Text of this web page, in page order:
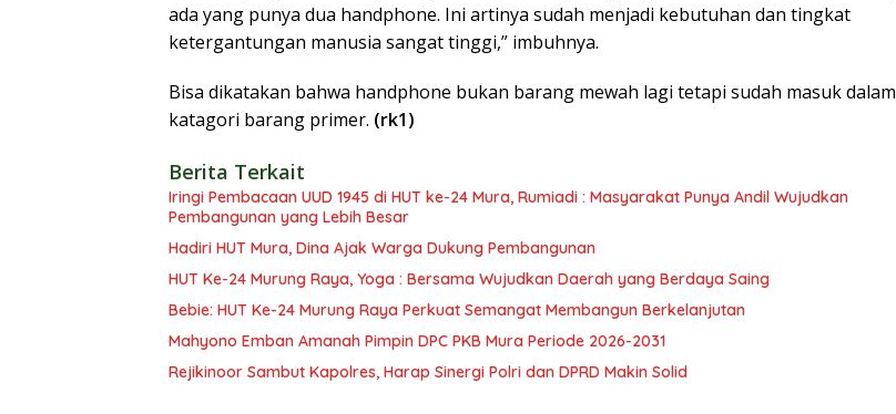
ada yang punya dua handphone. Ini artinya sudah menjadi kebutuhan dan tingkat
ketergantungan manusia sangat tinggi,” imbuhnya.
Bisa dikatakan bahwa handphone bukan barang mewah lagi tetapi sudah masuk dalam
katagori barang primer. (rk1)
Berita Terkait
Iringi Pembacaan UUD 1945 di HUT ke-24 Mura, Rumiadi : Masyarakat Punya Andil Wujudkan
Pembangunan yang Lebih Besar
Hadiri HUT Mura, Dina Ajak Warga Dukung Pembangunan
HUT Ke-24 Murung Raya, Yoga : Bersama Wujudkan Daerah yang Berdaya Saing
Bebie: HUT Ke-24 Murung Raya Perkuat Semangat Membangun Berkelanjutan
Mahyono Emban Amanah Pimpin DPC PKB Mura Periode 2026-2031
Rejikinoor Sambut Kapolres, Harap Sinergi Polri dan DPRD Makin Solid